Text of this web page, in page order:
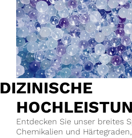
Entdecken Sie unser breites
Chemikalien und